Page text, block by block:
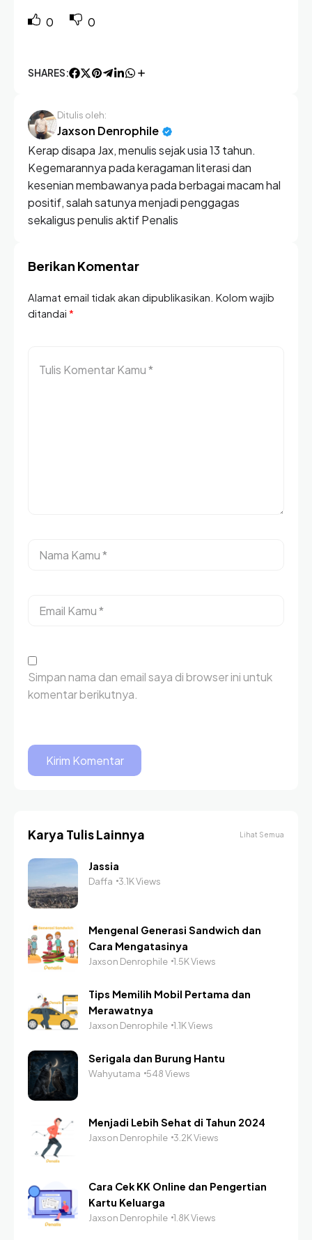
0 0
SHARES:
Ditulis oleh:
Jaxson Denrophile
Kerap disapa Jax, menulis sejak usia 13 tahun.
Kegemarannya pada keragaman literasi dan
kesenian membawanya pada berbagai macam hal
positif, salah satunya menjadi penggagas
sekaligus penulis aktif Penalis
Berikan Komentar
Alamat email tidak akan dipublikasikan. Kolom wajib
ditandai *
Simpan nama dan email saya di browser ini untuk
komentar berikutnya.
Karya Tulis Lainnya Lihat Semua
Jassia
Daffa 3.1K Views
Mengenal Generasi Sandwich dan
Cara Mengatasinya
Jaxson Denrophile 1.5K Views
Tips Memilih Mobil Pertama dan
Merawatnya
Jaxson Denrophile 1.1K Views
Serigala dan Burung Hantu
Wahyutama 548 Views
Menjadi Lebih Sehat di Tahun 2024
Jaxson Denrophile 3.2K Views
Cara Cek KK Online dan Pengertian
Kartu Keluarga
Jaxson Denrophile 1.8K Views